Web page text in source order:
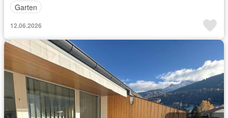
Garten
12.06.2026